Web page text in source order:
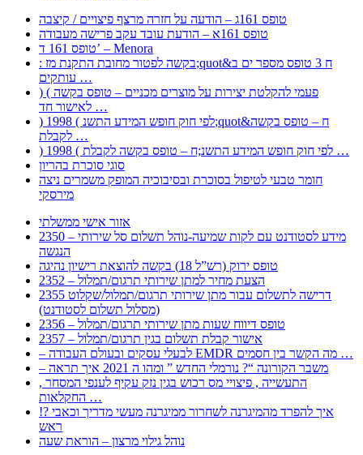
טופס 161ג – הודעה על חזרה מרצף פיצויים / קיצבה
טופס 161א – הודעת עובד עקב פרישה מעבודה
טופס 161 ד’ – Menora
: בקשה לפטור מחובת התקנת מז;quot&ח 3 טופס מספר ים ב
עותקים …
) ( פעמי להקלטת יצירות על מוצרים מכניים – טופס בקשה
לאישור חד …
) 1998 ( לפי חוק חופש המידע התשנ;quot&ח – טופס בקשה
לקבלת …
) 1998 ( לפי חוק חופש המידע התשנ;ח – טופס בקשה לקבלת …
סוגי סוכרת בהריון
חומר טבעי לטיפול בסוכרת ובסיבוכיה המופק משמרים ניצה
מירסקי
אזור אישי ממשלתי
2350 – מידע לסטודנט עם לקות שמיעה-נוהל תשלום סל שירותי
הנגשה
טופס ירוק (רש”ל 18) בקשה להוצאת רישיון נהיגה
2352 – הצעת מחיר למתן שירותי תרגום/תמלול
2355 דרישה לתשלום עבור מתן שירותי תרגום/תמלול/שקלוט
(מסלול תשלום לסטודנט)
2356 – טופס דיווח שעות מתן שירותי תרגום/תמלול
2357 – אישור קבלת תשלום בגין תרגום/תמלול
– לבעלי עסקים ובעולם העבודה EMDR מה הקשר בין חסמים …
– משבר הקורונה “? נורמלי החדש ” ומהו ה 2021 איך תראה
, התעשייה , פיצויי מס רכוש בגין נזק עקיף לענפי המסחר
החקלאות …
!? איך להפרד מהמיגרנה לשחרור ממיגרנה מעשי מדריך וכאבי
ראש
נוהל גילוי מרצון – הוראת שעה